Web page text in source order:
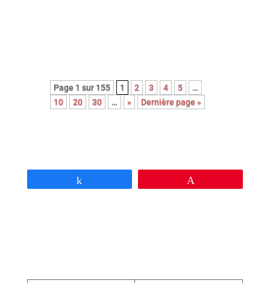
Page 1 sur 155 1 2 3 4 5
…
10
20 30 … » Dernière page »